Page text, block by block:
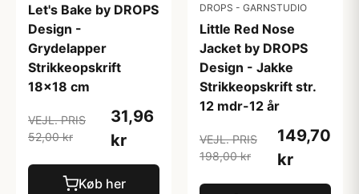
Let's Bake by DROPS
Design -
Grydelapper
Strikkeopskrift
18x18 cm
VEJL. PRIS
52,00 kr
31,96
kr
Køb her
DROPS - GARNSTUDIO
Little Red Nose
Jacket by DROPS
Design - Jakke
Strikkeopskrift str.
12 mdr-12 år
VEJL. PRIS
198,00 kr
149,70
kr